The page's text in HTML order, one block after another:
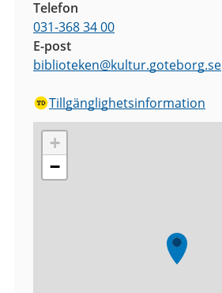
Telefon
031-368 34 00
E-post
biblioteken@kultur.goteborg.se
Tillgänglighetsinformation
+
−